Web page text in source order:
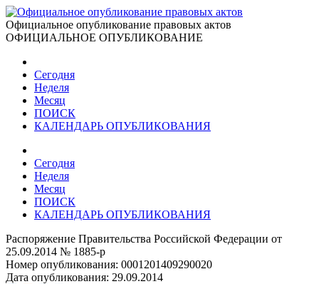
Официальное опубликование правовых актов
ОФИЦИАЛЬНОЕ ОПУБЛИКОВАНИЕ
Сегодня
Неделя
Месяц
ПОИСК
КАЛЕНДАРЬ ОПУБЛИКОВАНИЯ
Сегодня
Неделя
Месяц
ПОИСК
КАЛЕНДАРЬ ОПУБЛИКОВАНИЯ
Распоряжение Правительства Российской Федерации от
25.09.2014 № 1885-р
Номер опубликования: 0001201409290020
Дата опубликования: 29.09.2014